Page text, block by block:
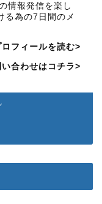
情報発信を楽し
る為の7日間のメ
フィールを読む>
い合わせはコチラ>